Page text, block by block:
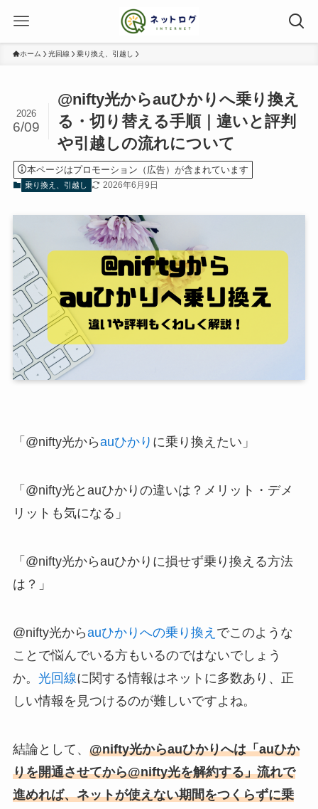
ホーム 光回線 乗り換え、引越し
@nifty光からauひかりへ乗り換え
る・切り替える手順｜違いと評判
や引越しの流れについて
2026
6/09
本ページはプロモーション（広告）が含まれています
乗り換え、引越し 2026年6月9日
「@nifty光からauひかり に乗り換えたい」
「@nifty光とauひかりの違いは？メリット・デメ
リットも気になる」
「@nifty光からauひかりに損せず乗り換える方法
は？」
@nifty光からauひかりへの乗り換え でこのような
ことで悩んでいる方もいるのではないでしょう
か。 光回線に関する情報はネットに多数あり、正
しい情報を見つけるのが難しいですよね。
結論として、 @nifty光からauひかりへは「auひか
りを開通させてから@nifty光を解約する」流れで
進めれば、ネットが使えない期間をつくらずに乗